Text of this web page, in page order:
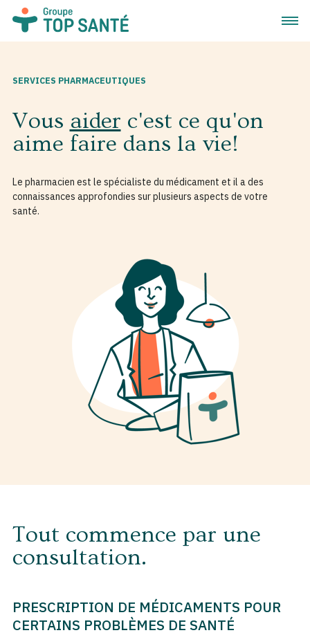
Ouvrir
SERVICES PHARMACEUTIQUES
Vous aider c'est ce qu'on
aime faire dans la vie!
Le pharmacien est le spécialiste du médicament et il a des
connaissances approfondies sur plusieurs aspects de votre
santé.
Tout commence par une
consultation.
PRESCRIPTION DE MÉDICAMENTS POUR
CERTAINS PROBLÈMES DE SANTÉ